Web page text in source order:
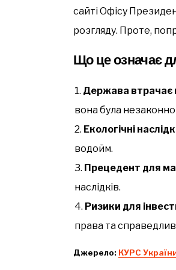
сайті Офісу
розгляду. Проте,
Що це означає
Держава втрачає
вона була
Екологічні
водойм.
Прецедент для
наслідків.
Ризики для
права та
Джерело: КУРС